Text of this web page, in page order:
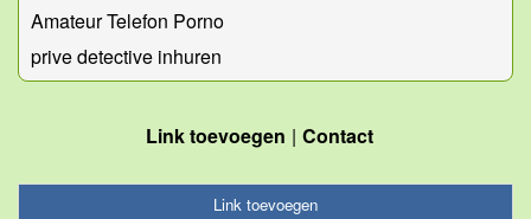
Amateur Telefon Porno
prive detective inhuren
Link toevoegen Contact
Link toevoegen